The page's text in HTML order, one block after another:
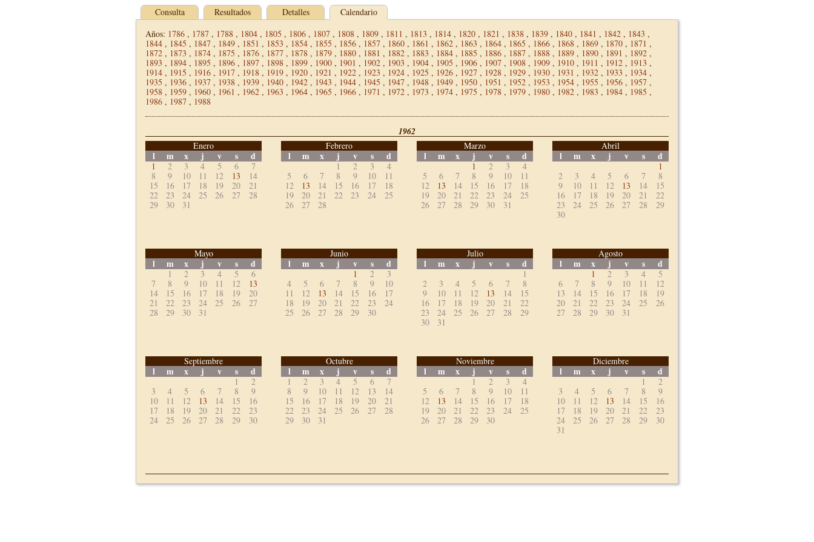
Consulta Resultados Detalles
Calendario
Años: 1786 , 1787 , 1788 , 1804 , 1805 , 1806 , 1807 , 1808 , 1809 , 1811 , 1813 , 1814 , 1820 , 1821 , 1838 , 1839 , 1840 , 1841 , 1842 , 1843 ,
1844 , 1845 , 1847 , 1849 , 1851 , 1853 , 1854 , 1855 , 1856 , 1857 , 1860 , 1861 , 1862 , 1863 , 1864 , 1865 , 1866 , 1868 , 1869 , 1870 , 1871 ,
1872 , 1873 , 1874 , 1875 , 1876 , 1877 , 1878 , 1879 , 1880 , 1881 , 1882 , 1883 , 1884 , 1885 , 1886 , 1887 , 1888 , 1889 , 1890 , 1891 , 1892 ,
1893 , 1894 , 1895 , 1896 , 1897 , 1898 , 1899 , 1900 , 1901 , 1902 , 1903 , 1904 , 1905 , 1906 , 1907 , 1908 , 1909 , 1910 , 1911 , 1912 , 1913 ,
1914 , 1915 , 1916 , 1917 , 1918 , 1919 , 1920 , 1921 , 1922 , 1923 , 1924 , 1925 , 1926 , 1927 , 1928 , 1929 , 1930 , 1931 , 1932 , 1933 , 1934 ,
1935 , 1936 , 1937 , 1938 , 1939 , 1940 , 1942 , 1943 , 1944 , 1945 , 1947 , 1948 , 1949 , 1950 , 1951 , 1952 , 1953 , 1954 , 1955 , 1956 , 1957 ,
1958 , 1959 , 1960 , 1961 , 1962 , 1963 , 1964 , 1965 , 1966 , 1971 , 1972 , 1973 , 1974 , 1975 , 1978 , 1979 , 1980 , 1982 , 1983 , 1984 , 1985 ,
1986 , 1987 , 1988
1962
Enero
l m x j v s d
1 2 3 4 5 6
7
8
9 10 11 12 13
14
15
16 17 18 19 20
21
22
23 24 25 26 27
28
29
30 31
Febrero
l m x j v s d
1 2 3
4
5
6 7 8 9 10
11
12
13 14 15 16 17
18
19
20 21 22 23 24
25
26
27 28
Marzo
l m x j v s d
1 2 3
4
5
6 7 8 9 10
11
12
13 14 15 16 17
18
19
20 21 22 23 24
25
26
27 28 29 30 31
Abril
l m x j v s d
1
2
3 4 5 6 7
8
9
10 11 12 13 14
15
16
17 18 19 20 21
22
23
24 25 26 27 28
29
30
Mayo
l m x j v s d
1 2 3 4 5
6
7
8 9 10 11 12
13
14
15 16 17 18 19
20
21
22 23 24 25 26
27
28
29 30 31
Junio
l m x j v s d
1 2
3
4
5 6 7 8 9
10
11
12 13 14 15 16
17
18
19 20 21 22 23
24
25
26 27 28 29 30
Julio
l m x j v s d
1
2
3 4 5 6 7
8
9
10 11 12 13 14
15
16
17 18 19 20 21
22
23
24 25 26 27 28
29
30
31
Agosto
l m x j v s d
1 2 3 4
5
6
7 8 9 10 11
12
13
14 15 16 17 18
19
20
21 22 23 24 25
26
27
28 29 30 31
Septiembre
l m x j v s d
1
2
3
4 5 6 7 8
9
10
11 12 13 14 15
16
17
18 19 20 21 22
23
24
25 26 27 28 29 30
Octubre
l m x j v s d
1 2 3 4 5 6
7
8
9 10 11 12 13
14
15
16 17 18 19 20
21
22
23 24 25 26 27
28
29
30 31
Noviembre
l m x j v s d
1 2 3
4
5
6 7 8 9 10
11
12
13 14 15 16 17
18
19
20 21 22 23 24
25
26
27 28 29 30
Diciembre
l m x j v s d
1
2
3
4 5 6 7 8
9
10
11 12 13 14 15
16
17
18 19 20 21 22
23
24
25 26 27 28 29
30
31